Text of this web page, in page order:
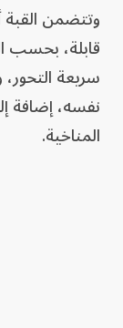
وتتضمن القبة
قابلة، بحسب
سريعة
نفسه، إضافة
المناخية.